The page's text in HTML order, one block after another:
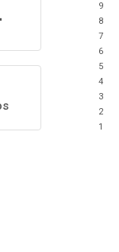
9
8
7
6
5
4
3
2
1